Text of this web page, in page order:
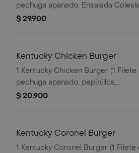
pechuga apanado, Ensalada Coleslaw,
BBQ y mantequilla) + 1 Papa Pequeña
$ 29.900
Kentucky Chicken Burger
1 Kentucky Chicken Burger (1 Filete de
pechuga apanado, pepinillos,
mayonesa premium y mantequilla)
$ 20.900
Kentucky Coronel Burger
1 Kentucky Coronel Burger (1 Filete